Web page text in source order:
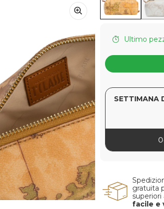
Ultimo
SETTIMANA
gratuita
facile e